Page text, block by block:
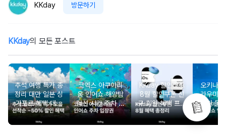
KKday 방문하기
KKday의 모든 포스트
추석 여행 특가 총
정리 대만 일본 싱
가포르 혜택 데일
리 선착순 쿠폰까
지
코엑스 아쿠아리
움 인어쇼 해양탐
험선 시간 주차 입
장권 할인
KKday 할인코드
8월 할인쿠폰 신
규 회원 혜택 프로
모션 할인 모음
오키나
라우미
장권 돌